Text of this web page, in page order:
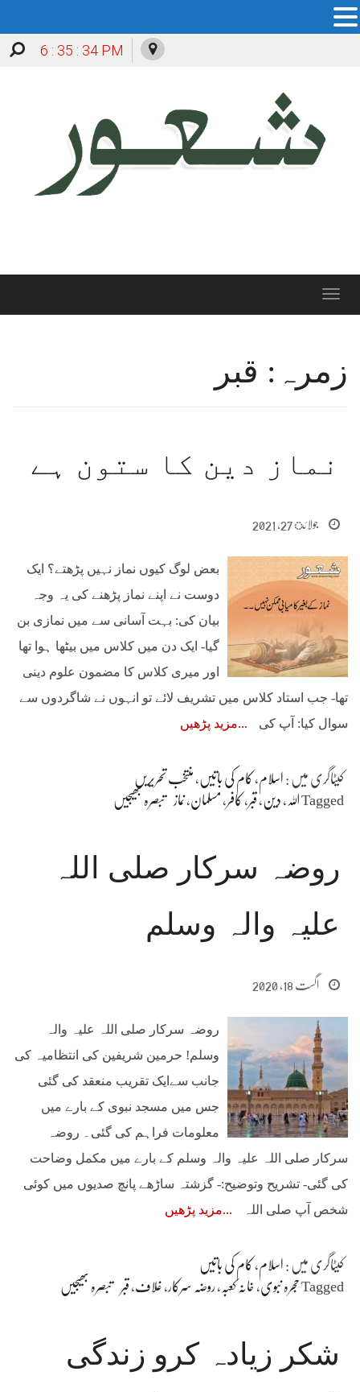
6 : 35 : 34 PM
Toggle
زمرہ: قبر
نماز دین کا ستون ہے
جولائ 27, 2021
بعض لوگ کیوں نماز نہیں پڑهتے؟ ایک
دوست نے اپنے نماز پڑهنے کی یہ وجہ
بیان کی: بہت آسانی سے میں نمازی بن
گیا- ایک دن میں کلاس میں بیٹھا ہوا تھا
اور میری کلاس کا مضمون علوم دينی
تھا- جب استاد کلاس میں تشریف لائے تو انہوں نے شاگردوں سے
سوال کیا: آپ کی
مزید پڑھیں
کیٹاگری میں : اسلام ، کام کی باتیں ، منتخب تحریریں
Taggedاللہ ، دین ، قبر ، کافر ، مسلمان،نماز تبصرہ بھیجیں
روضہ سرکار صلی اللہ
علیہ والہ وسلم
اگست 18, 2020
روضہ سرکار صلی اللہ علیہ والہ
وسلم! حرمین شریفین کی انتظامیہ کی
جانب سےایک تقریب منعقد کی گئی
جس میں مسجد نبوی کے بارے میں
معلومات فراہم کی گئی۔ روضہ
سرکار صلی اللہ علیہ والہ وسلم کے بارے میں مکمل وضاحت
کی گئی- تشریح وتوضیح:- گزشتہ ساڑھے پانچ صدیوں میں کوئی
شخص آپ صلی اللہ
مزید پڑھیں
کیٹاگری میں : اسلام ، کام کی باتیں
Tagged حجرہ نبوی، خانہ کعبہ ، روضہ سرکار ، غلاف، قبر تبصرہ بھیجیں
شکر زیادہ کرو زندگی